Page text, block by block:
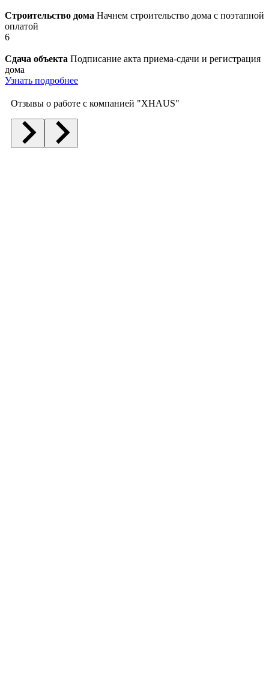
Строительство дома Начнем строительство дома с поэтапной
оплатой
6
Сдача объекта Подписание акта приема-сдачи и регистрация
дома
Узнать подробнее
Отзывы о работе с компанией "XHAUS"